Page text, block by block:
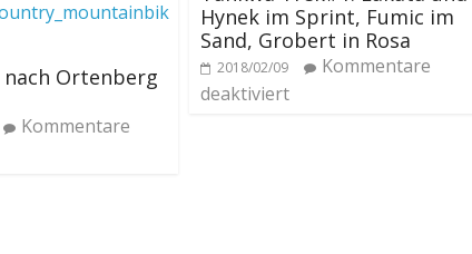
Ortenberg
Kommentare
Hynek im Sprint, Fumic im
Sand, Grobert in Rosa
2018/02/09
Kommentare
deaktiviert